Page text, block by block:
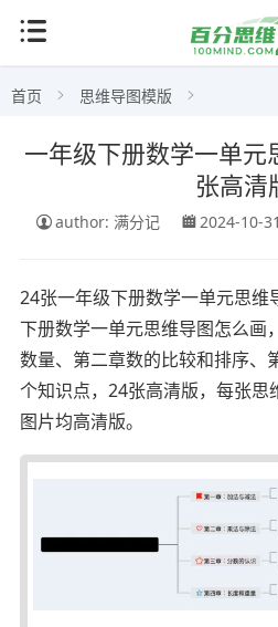
首页 思维导图模版
一年级下册数学一单元
张高清
author: 满分记 2024-10-
24张一年级下册数学一单元思维
下册数学一单元思维导图怎么画
数量、第二章数的比较和排序、
个知识点，24张高清版，每张思
图片均高清版。